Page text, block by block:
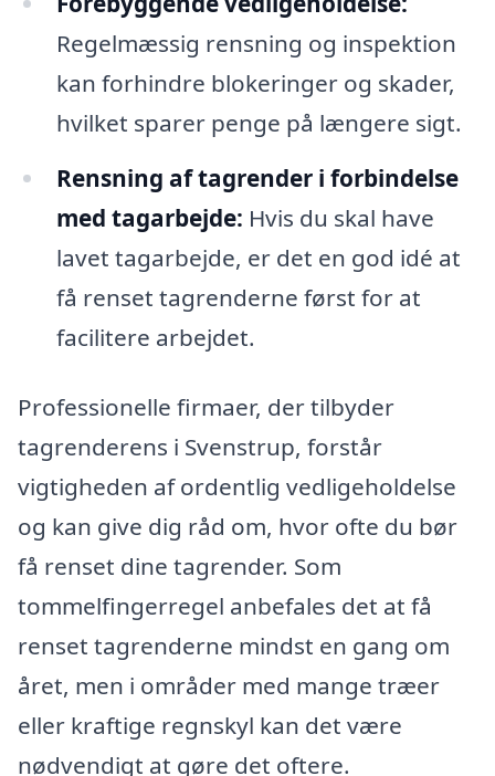
Regelmæssig rensning og inspektion
kan forhindre blokeringer og skader,
hvilket sparer penge på længere sigt.
Rensning af tagrender i forbindelse
med tagarbejde: Hvis du skal have
lavet tagarbejde, er det en god idé at
få renset tagrenderne først for at
facilitere arbejdet.
Professionelle firmaer, der tilbyder
tagrenderens i Svenstrup, forstår
vigtigheden af ordentlig vedligeholdelse
og kan give dig råd om, hvor ofte du bør
få renset dine tagrender. Som
tommelfingerregel anbefales det at få
renset tagrenderne mindst en gang om
året, men i områder med mange træer
eller kraftige regnskyl kan det være
nødvendigt at gøre det oftere.